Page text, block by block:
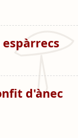
d'ànec